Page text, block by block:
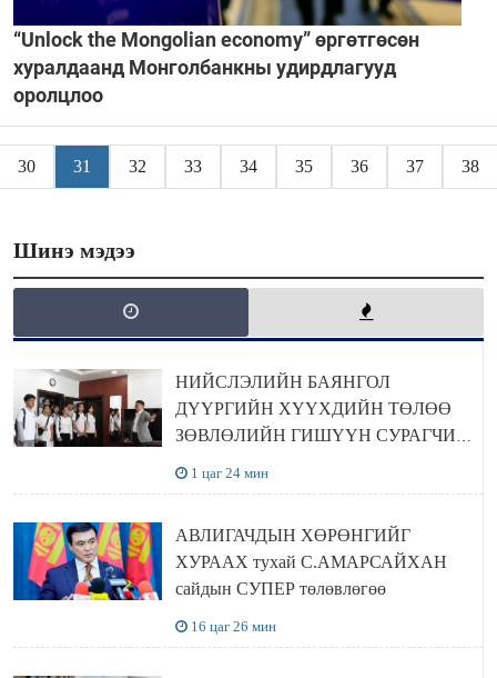
“Unlock the Mongolian economy” өргөтгөсөн
хуралдаанд Монголбанкны удирдлагууд
оролцлоо
30 31 32 33 34 35 36 37 38
Шинэ мэдээ
НИЙСЛЭЛИЙН БАЯНГОЛ
ДҮҮРГИЙН ХҮҮХДИЙН ТӨЛӨӨ
ЗӨВЛӨЛИЙН ГИШҮҮН СУРАГЧИД
1 цаг 24 мин
АВЛИГАЧДЫН ХӨРӨНГИЙГ
ХУРААХ тухай С.АМАРСАЙХАН
сайдын СУПЕР төлөвлөгөө
16 цаг 26 мин